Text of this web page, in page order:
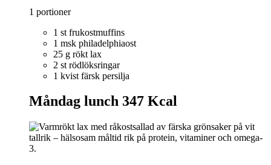
1 portioner
1 st frukostmuffins
1 msk philadelphiaost
25 g rökt lax
2 st rödlöksringar
1 kvist färsk persilja
Måndag lunch 347 Kcal